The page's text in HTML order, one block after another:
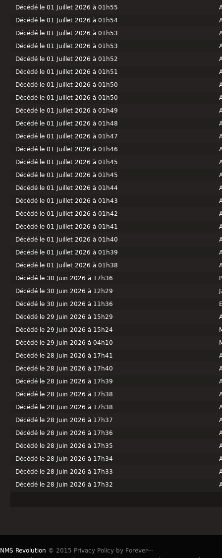
Décédé le 01 Juillet 2026 à 01h55
Décédé le 01 Juillet 2026 à 01h54
Décédé le 01 Juillet 2026 à 01h53
Décédé le 01 Juillet 2026 à 01h53
Décédé le 01 Juillet 2026 à 01h52
Décédé le 01 Juillet 2026 à 01h51
Décédé le 01 Juillet 2026 à 01h50
Décédé le 01 Juillet 2026 à 01h50
Décédé le 01 Juillet 2026 à 01h49
Décédé le 01 Juillet 2026 à 01h48
Décédé le 01 Juillet 2026 à 01h47
Décédé le 01 Juillet 2026 à 01h46
Décédé le 01 Juillet 2026 à 01h45
Décédé le 01 Juillet 2026 à 01h45
Décédé le 01 Juillet 2026 à 01h44
Décédé le 01 Juillet 2026 à 01h43
Décédé le 01 Juillet 2026 à 01h42
Décédé le 01 Juillet 2026 à 01h41
Décédé le 01 Juillet 2026 à 01h40
Décédé le 01 Juillet 2026 à 01h39
Décédé le 01 Juillet 2026 à 01h38
Décédé le 30 Juin 2026 à 17h36
Décédé le 30 Juin 2026 à 12h29
Décédé le 30 Juin 2026 à 11h36
Décédé le 29 Juin 2026 à 15h29
Décédé le 29 Juin 2026 à 15h24
Décédé le 29 Juin 2026 à 04h10
Décédé le 28 Juin 2026 à 17h41
Décédé le 28 Juin 2026 à 17h40
Décédé le 28 Juin 2026 à 17h39
Décédé le 28 Juin 2026 à 17h38
Décédé le 28 Juin 2026 à 17h38
Décédé le 28 Juin 2026 à 17h37
Décédé le 28 Juin 2026 à 17h36
Décédé le 28 Juin 2026 à 17h35
Décédé le 28 Juin 2026 à 17h34
Décédé le 28 Juin 2026 à 17h33
Décédé le 28 Juin 2026 à 17h32
NMS Revolution © 2015 Privacy Policy by Forever---